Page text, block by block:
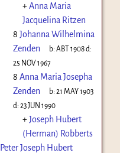
+Anna Maria
Jacquelina Ritzen
8 Johanna Wilhelmina
Zenden
b:ABT 1908d:
25 NOV 1967
8 Anna Maria Josepha
Zenden
b:21 MAY 1903
d: 23 JUN 1990
+Joseph Hubert
(Herman) Robberts
Peter Joseph Hubert